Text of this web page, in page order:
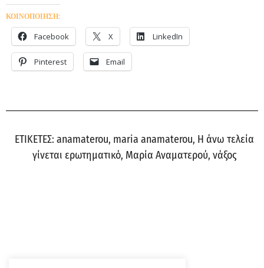
ΚΟΙΝΟΠΟΙΗΣΗ:
Facebook X LinkedIn
Pinterest Email
ΕΤΙΚΕΤΕΣ: anamaterou, maria anamaterou, Η άνω τελεία
γίνεται ερωτηματικό, Μαρία Αναματερού, νάξος